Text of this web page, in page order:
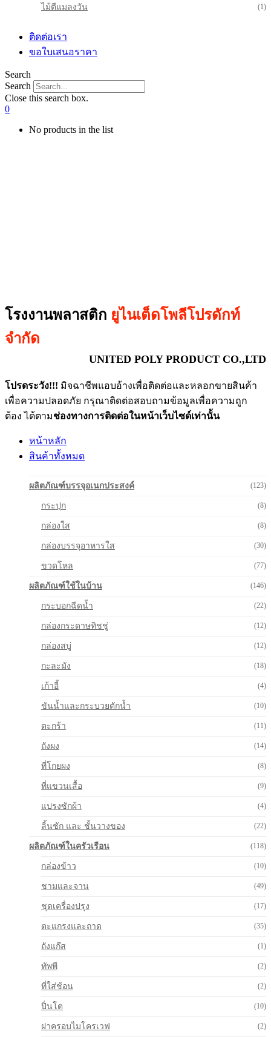
ไม้ตีแมลงวัน (1)
ติดต่อเรา
ขอใบเสนอราคา
Search
Search
Close this search box.
0
No products in the list
โรงงานพลาสติก ยูไนเต็ดโพลีโปรดักท์
จำกัด
UNITED POLY PRODUCT CO.,LTD
โปรดระวัง!!! มิจฉาชีพแอบอ้างเพื่อติดต่อและหลอกขายสินค้า
เพื่อความปลอดภัย กรุณาติดต่อสอบถามข้อมูลเพื่อความถูก
ต้อง ได้ตามช่องทางการติดต่อในหน้าเว็บไซด์เท่านั้น
หน้าหลัก
สินค้าทั้งหมด
ผลิตภัณฑ์บรรจุอเนกประสงค์ (123)
กระปุก (8)
กล่องใส (8)
กล่องบรรจุอาหารใส (30)
ขวดโหล (77)
ผลิตภัณฑ์ใช้ในบ้าน (146)
กระบอกฉีดน้ำ (22)
กล่องกระดาษทิชชู่ (12)
กล่องสบู่ (12)
กะละมัง (18)
เก้าอี้ (4)
ขันน้ำและกระบวยตักน้ำ (10)
ตะกร้า (11)
ถังผง (14)
ที่โกยผง (8)
ที่แขวนเสื้อ (9)
แปรงซักผ้า (4)
ลิ้นชัก และ ชั้นวางของ (22)
ผลิตภัณฑ์ในครัวเรือน (118)
กล่องข้าว (10)
ชามและจาน (49)
ชุดเครื่องปรุง (17)
ตะแกรงและถาด (35)
ถังแก๊ส (1)
ทัพพี (2)
ที่ใส่ช้อน (2)
ปิ่นโต (10)
ฝาครอบไมโครเวฟ (2)